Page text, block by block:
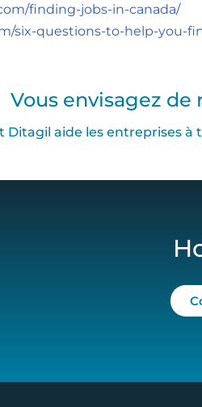
finding-jobs-in-canada/
six-questions-to-help-you-
Vous envisagez
Ditagil aide les entreprises